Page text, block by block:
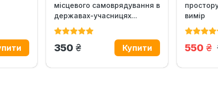
місцевого самоврядування в
державах-учасницях...
350 грн.
вимір
550